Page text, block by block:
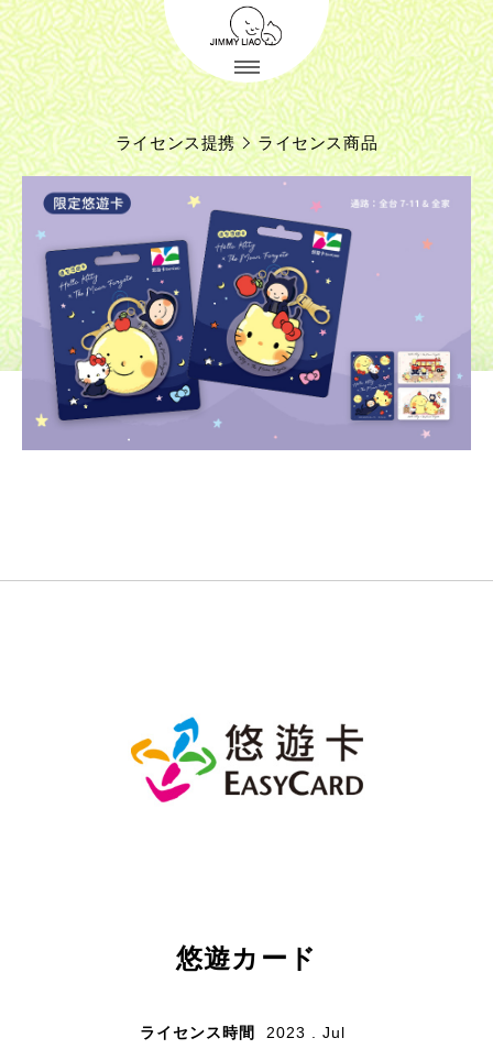
ライセンス提携 ライセンス商品
悠遊カード
ライセンス時間 2023 . Jul